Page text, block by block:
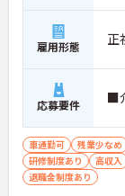
雇用形態 正
応募要件 ■
車通勤可 残業少なめ
研修制度あり
高収入
退職金制度あり